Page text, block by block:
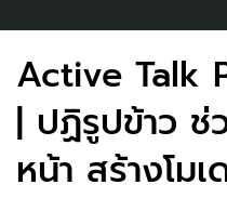
Active Talk
| ปฏิรูปข้าว ช่
หน้า สร้างโมเ